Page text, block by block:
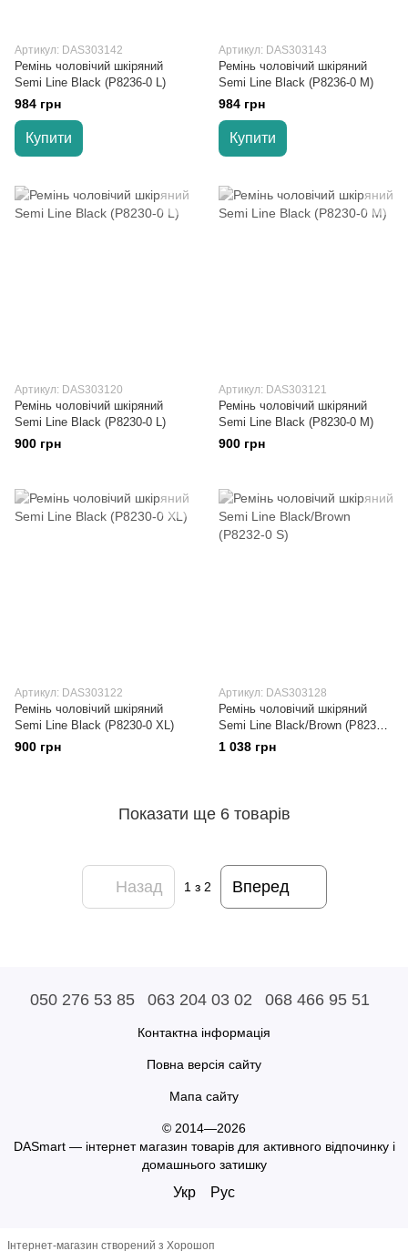
Артикул: DAS303142
Ремінь чоловічий шкіряний
Semi Line Black (P8236-0 L)
984 грн
Купити
Артикул: DAS303143
Ремінь чоловічий шкіряний
Semi Line Black (P8236-0 M)
984 грн
Купити
Артикул: DAS303120
Ремінь чоловічий шкіряний
Semi Line Black (P8230-0 L)
900 грн
Артикул: DAS303121
Ремінь чоловічий шкіряний
Semi Line Black (P8230-0 M)
900 грн
Артикул: DAS303122
Ремінь чоловічий шкіряний
Semi Line Black (P8230-0 XL)
900 грн
Артикул: DAS303128
Ремінь чоловічий шкіряний
Semi Line Black/Brown (P8232-0
S)
1 038 грн
Показати ще 6 товарів
Назад 1 з 2 Вперед
050 276 53 85 063 204 03 02 068 466 95 51
Контактна інформація
Повна версія сайту
Мапа сайту
© 2014—2026
DASmart — інтернет магазин товарів для активного відпочинку і
домашнього затишку
Укр Рус
Інтернет-магазин створений з Хорошоп